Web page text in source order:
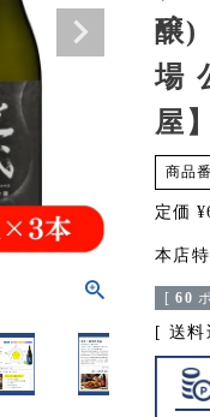
醸)
場
屋】
商品
定価 ¥
本店
[ 60
送料